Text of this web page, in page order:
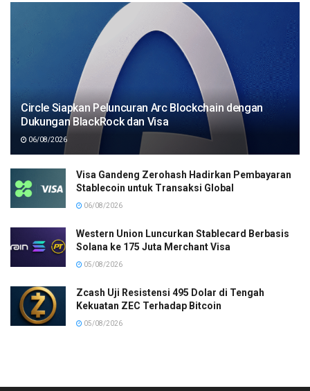
Circle Siapkan Peluncuran Arc Blockchain dengan
Dukungan BlackRock dan Visa
06/08/2026
Visa Gandeng Zerohash Hadirkan Pembayaran
Stablecoin untuk Transaksi Global
06/08/2026
Western Union Luncurkan Stablecard Berbasis
Solana ke 175 Juta Merchant Visa
05/08/2026
Zcash Uji Resistensi 495 Dolar di Tengah
Kekuatan ZEC Terhadap Bitcoin
05/08/2026